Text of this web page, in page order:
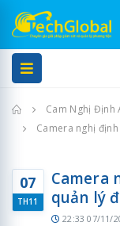
Trang chủCam Nghị Định
Camera nghị
07
TH11
Camera
quản lý
22:33 07/11/